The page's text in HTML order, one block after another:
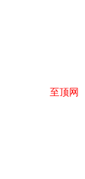
至顶网